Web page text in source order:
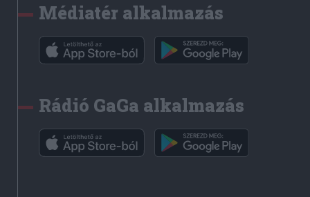
Médiatér alkalmazás
Rádió GaGa alkalmazás